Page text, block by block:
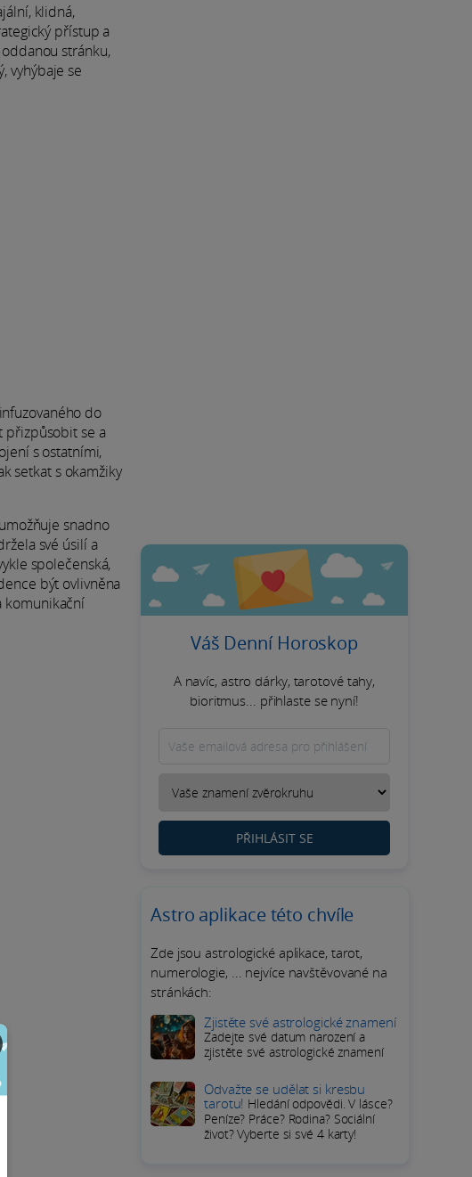
klidná,
přístup a
stránku,
vyhýbaje se
do
přizpůsobit se a
s ostatními,
setkat s okamžiky
snadno
své úsilí a
společenská,
být ovlivněna
komunikační
Váš Denní Horoskop
A navíc, astro dárky, tarotové tahy,
bioritmus... přihlaste se nyní!
PŘIHLÁSIT SE
Astro aplikace této chvíle
Zde jsou astrologické aplikace, tarot,
numerologie, ... nejvíce navštěvované na
stránkách:
Zjistěte své astrologické znamení
Zadejte své datum narození a
zjistěte své astrologické znamení
Odvažte se udělat si kresbu
tarotu! Hledání odpovědi. V lásce?
Peníze? Práce? Rodina? Sociální
život? Vyberte si své 4 karty!